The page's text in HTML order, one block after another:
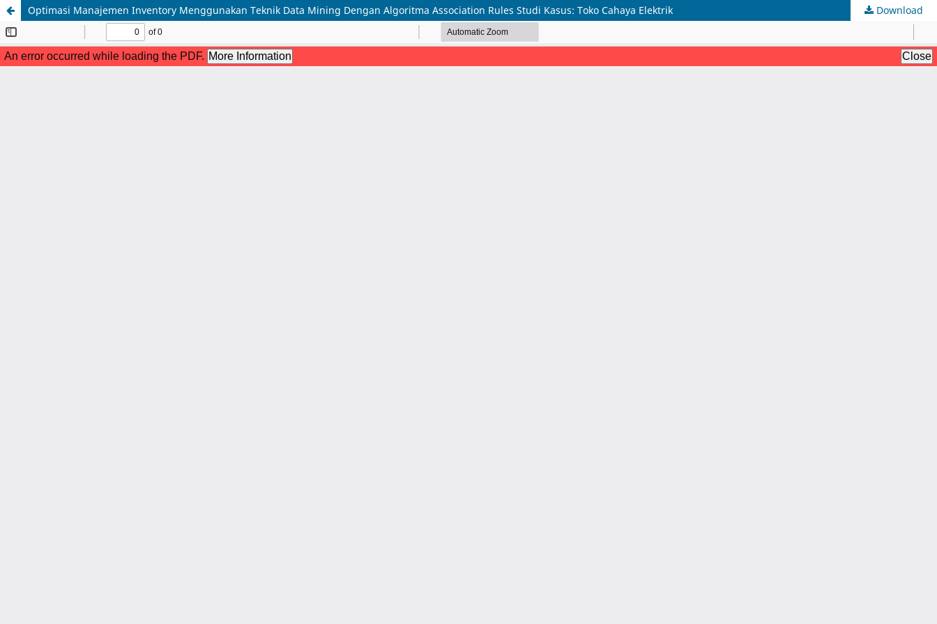
Optimasi Manajemen Inventory Menggunakan Teknik Data Mining Dengan Algoritma Association Rules Studi Kasus: Toko Cahaya Elektrik Download